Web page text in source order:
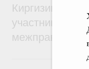
Киргизии
участников